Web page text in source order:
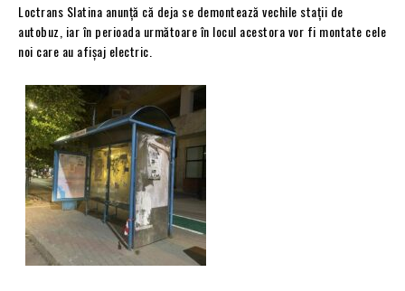
Loctrans Slatina anunță că deja se demontează vechile stații de
autobuz, iar în perioada următoare în locul acestora vor fi montate cele
noi care au afișaj electric.